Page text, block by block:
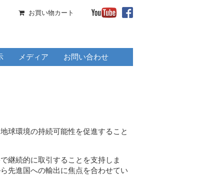
お買い物カート
メディア お問い合わせ
球環境の持続可能性を促進すること
継続的に取引することを支持しま
先進国への輸出に焦点を合わせてい